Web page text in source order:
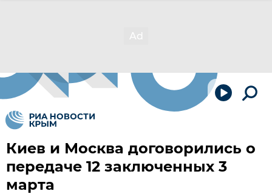
Киев и Москва договорились о
передаче 12 заключенных 3
марта